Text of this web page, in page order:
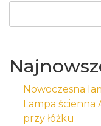
Nowoczesna
Lampa ścienna
przy łóżku